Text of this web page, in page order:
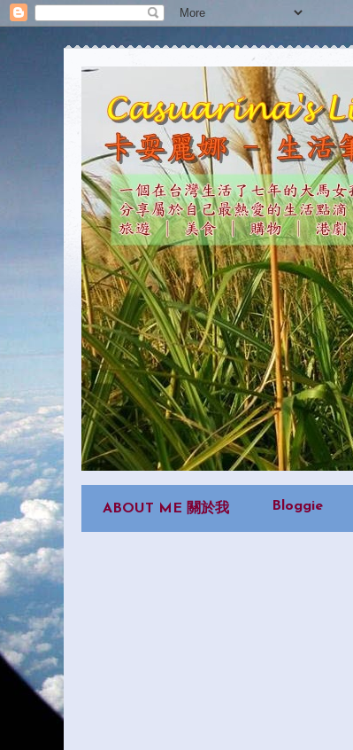
ABOUT ME 關於我 Bloggie